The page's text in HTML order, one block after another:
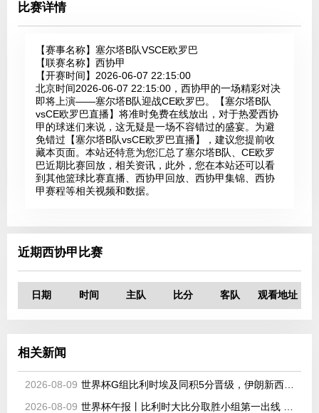
比赛详情
【赛事名称】 塞尔塔B队VSCE欧罗巴
【联赛名称】 西协甲
【开赛时间】 2026-06-07 22:15:00
北京时间2026-06-07 22:15:00，西协甲的一场精彩对决
即将上演——塞尔塔B队迎战CE欧罗巴。【塞尔塔B队
vsCE欧罗巴直播】将准时免费在线放出，对于热爱西协
甲的球迷们来说，这无疑是一场不容错过的盛宴。为避
免错过【塞尔塔B队vsCE欧罗巴直播】，建议您提前收
藏本页面。本站还特意为您汇总了塞尔塔B队、CE欧罗
巴近期比赛回放，相关资讯，此外，您在本站还可以看
到其他篮球比赛直播、西协甲回放、西协甲集锦、西协
甲赛程等相关视频和数据。
近期西协甲比赛
日期 时间 主队 比分 客队 观看地址
相关新闻
2026-08-09 世界杯G组比利时埃及同积5分晋级，伊朗新西兰出局
2026-08-09 世界杯午报丨比利时大比分取胜小组第一出线 埃及晋级淘汰赛